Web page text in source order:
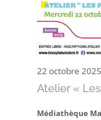
22 octobre
Atelier «
Médiathèque